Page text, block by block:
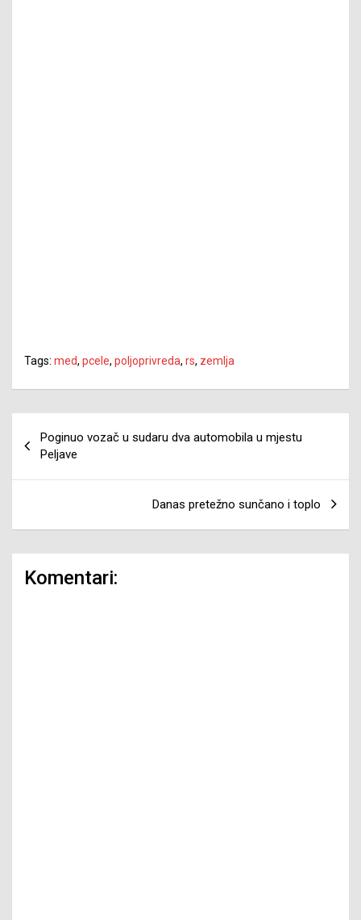
Tags: med, pcele, poljoprivreda, rs, zemlja
članaka
Poginuo vozač u sudaru dva automobila u mjestu
Peljave
Danas pretežno sunčano i toplo
Komentari: